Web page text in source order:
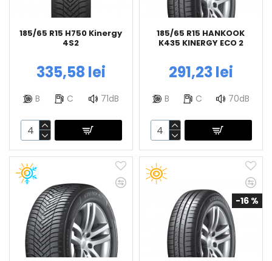
185/65 R15 H750 Kinergy
4S2
335,58 lei
B C 71dB
185/65 R15 HANKOOK
K435 KINERGY ECO 2
291,23 lei
B C 70dB
-16 %